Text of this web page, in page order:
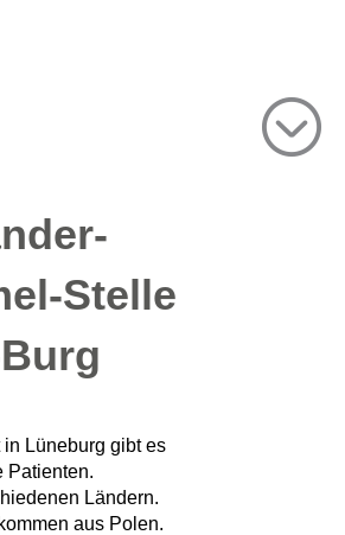
Stelle
in Lüneburg gibt es
Patienten.
Ländern.
aus Polen.